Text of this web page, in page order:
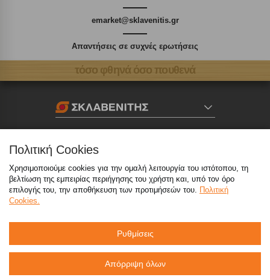
emarket@sklavenitis.gr
Απαντήσεις σε συχνές ερωτήσεις
τόσο φθηνά όσο πουθενά
eMarket
info@sklavenitis.gr
Όροι Χρήσης
Πολιτική Cookies
Χρησιμοποιούμε cookies για την ομαλή λειτουργία του ιστότοπου, τη
βελτίωση της εμπειρίας περιήγησης του χρήστη και, υπό τον όρο
επιλογής του, την αποθήκευση των προτιμήσεών του. Πολιτική
Cookies.
Ρυθμίσεις
Απόρριψη όλων